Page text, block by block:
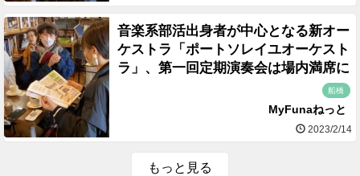
音楽系部活出身者が中心となる新オー
ケストラ「ポートソレイユオーケスト
ラ」、第一回定期演奏会は場内満席に
船橋
MyFunaねっと
2023/2/14
もっと見る